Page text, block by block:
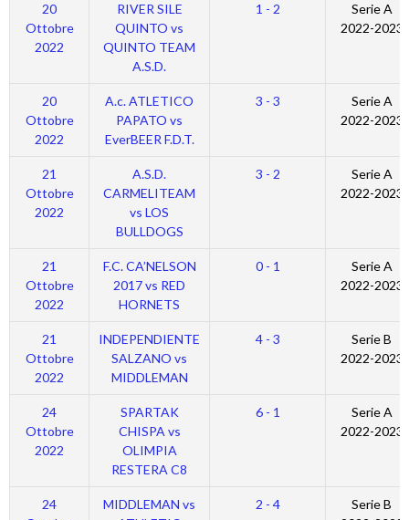
20
Ottobre
2022
RIVER SILE
QUINTO vs
QUINTO TEAM
A.S.D.
1 - 2
Serie A
2022-2023
20
Ottobre
2022
A.c. ATLETICO
PAPATO vs
EverBEER F.D.T.
3 - 3
Serie A
2022-2023
21
Ottobre
2022
A.S.D.
CARMELITEAM
vs LOS
BULLDOGS
3 - 2
Serie A
2022-2023
21
Ottobre
2022
F.C. CA’NELSON
2017 vs RED
HORNETS
0 - 1
Serie A
2022-2023
21
Ottobre
2022
INDEPENDIENTE
SALZANO vs
MIDDLEMAN
4 - 3
Serie B
2022-2023
24
Ottobre
2022
SPARTAK
CHISPA vs
OLIMPIA
RESTERA C8
6 - 1
Serie A
2022-2023
24
MIDDLEMAN vs
2 - 4
Serie B